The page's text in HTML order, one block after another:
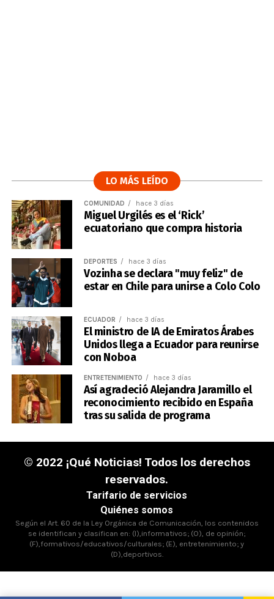
LO MÁS LEÍDO
COMUNIDAD hace 3 días
Miguel Urgilés es el ‘Rick’
ecuatoriano que compra historia
DEPORTES hace 3 días
Vozinha se declara "muy feliz" de
estar en Chile para unirse a Colo Colo
ECUADOR hace 3 días
El ministro de IA de Emiratos Árabes
Unidos llega a Ecuador para reunirse
con Noboa
ENTRETENIMIENTO hace 3 días
Así agradeció Alejandra Jaramillo el
reconocimiento recibido en España
tras su salida de programa
© 2022 ¡Qué Noticias! Todos los derechos
reservados.
Tarifario de servicios
Quiénes somos
Según el Art. 60 de la Ley Orgánica de Comunicación, los contenidos
se identifican y clasifican en: (I),informativos; (O), de opinión;
(F),formativos/educativos/culturales; (E), entretenimiento; y
(D),deportivos.